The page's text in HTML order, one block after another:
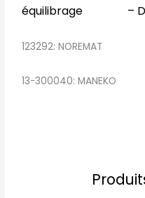
équilibrage –
123292: NOREMAT
13-300040: MANEKO